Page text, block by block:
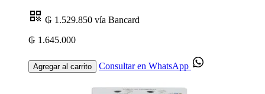
₲ 1.529.850 vía Bancard
₲ 1.645.000
Agregar al carrito Consultar en WhatsApp